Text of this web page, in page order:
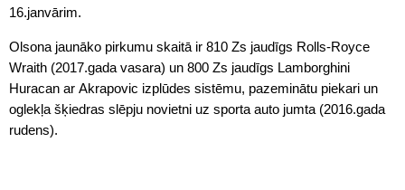
16.janvārim.
Olsona jaunāko pirkumu skaitā ir 810 Zs jaudīgs Rolls-Royce
Wraith (2017.gada vasara) un 800 Zs jaudīgs Lamborghini
Huracan ar Akrapovic izplūdes sistēmu, pazeminātu piekari un
oglekļa šķiedras slēpju novietni uz sporta auto jumta (2016.gada
rudens).